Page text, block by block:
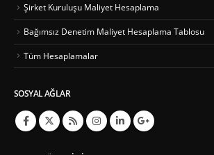
Şirket Kuruluşu Maliyet Hesaplama
Bağımsız Denetim Maliyet Hesaplama Tablosu
Tüm Hesaplamalar
SOSYAL AĞLAR